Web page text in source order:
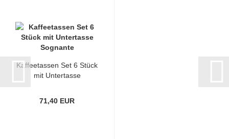
Kaffeetassen Set 6 Stück
mit Untertasse
71,40 EUR